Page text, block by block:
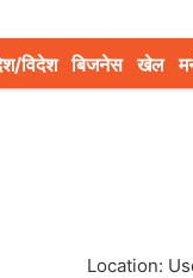
विदेश बिजनेस खेल
Location: